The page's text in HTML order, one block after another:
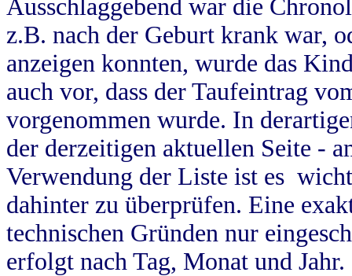
Ausschlaggebend war die
z.B. nach der Geburt krank war,
anzeigen konnten, wurde das
auch vor, dass der Taufeintrag
vorgenommen wurde. In
der derzeitigen aktuellen Seite -
Verwendung der Liste ist es
dahinter zu überprüfen. Eine
technischen Gründen nur
erfolgt nach Tag, Monat und Jahr.